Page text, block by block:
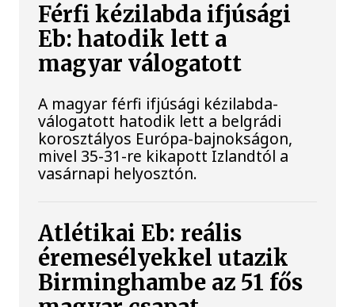
Férfi kézilabda ifjúsági
Eb: hatodik lett a
magyar válogatott
A magyar férfi ifjúsági kézilabda-
válogatott hatodik lett a belgrádi
korosztályos Európa-bajnokságon,
mivel 35-31-re kikapott Izlandtól a
vasárnapi helyosztón.
Atlétikai Eb: reális
éremesélyekkel utazik
Birminghambe az 51 fős